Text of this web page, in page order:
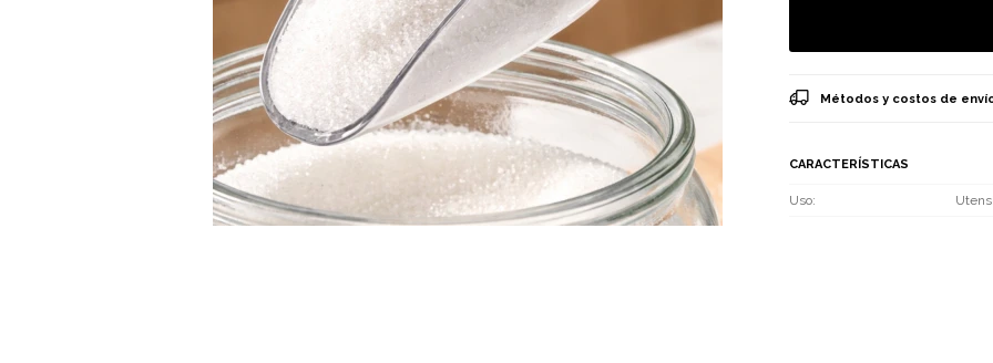
Métodos y costos de
CARACTERÍSTICAS
Uso